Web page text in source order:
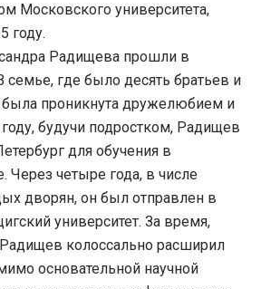
Московского университета,
году.
Радищева прошли в
где было десять братьев и
была проникнута дружелюбием и
будучи подростком, Радищев
для обучения в
Через четыре года, в числе
дворян, он был отправлен в
университет. За время,
колоссально расширил
основательной научной